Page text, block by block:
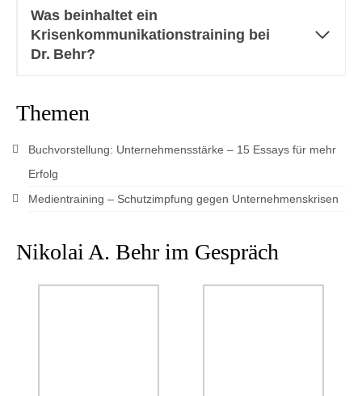
Was beinhaltet ein
Krisenkommunikationstraining bei
Dr. Behr?
Themen
Buchvorstellung: Unternehmensstärke – 15 Essays für mehr
Erfolg
Medientraining – Schutzimpfung gegen Unternehmenskrisen
Nikolai A. Behr im Gespräch